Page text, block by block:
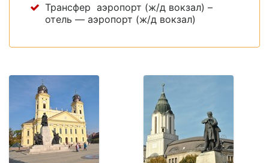
Трансфер аэропорт (ж/д вокзал) –
отель — аэропорт (ж/д вокзал)